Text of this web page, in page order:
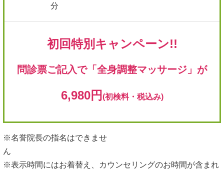
分
初回特別キャンペーン!!
問診票ご記入で「全身調整マッサージ」が
6,980円 (初検料・税込み)
※名誉院長の指名はできませ
※表示時間にはお着替え、カウンセリングのお時間が含まれ